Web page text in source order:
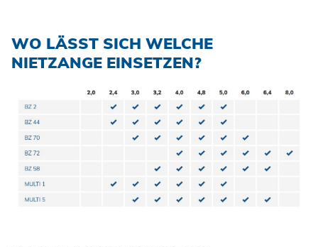
WO LÄSST SICH WELCHE
NIETZANGE EINSETZEN?